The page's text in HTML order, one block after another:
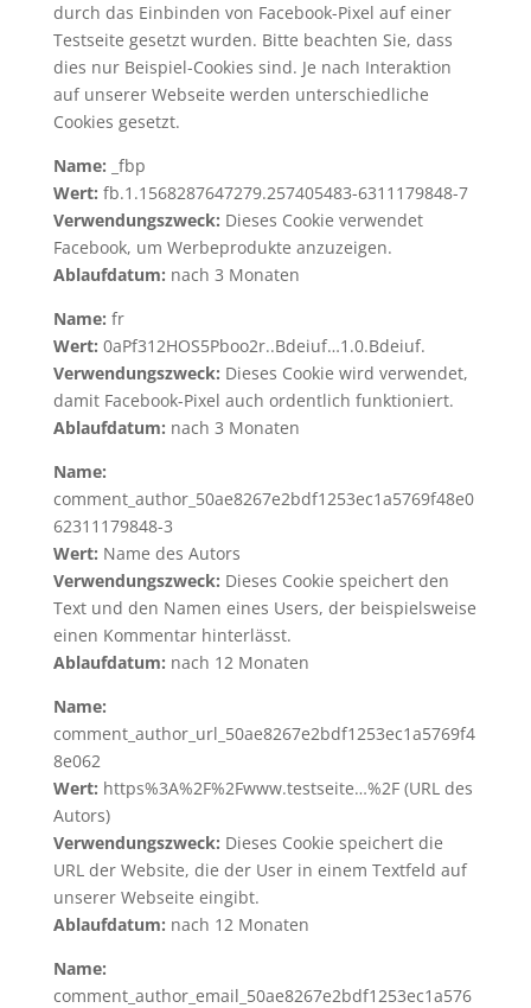
durch das Einbinden von Facebook-Pixel auf einer
Testseite gesetzt wurden. Bitte beachten Sie, dass
dies nur Beispiel-Cookies sind. Je nach Interaktion
auf unserer Webseite werden unterschiedliche
Cookies gesetzt.
Name: _fbp
Wert: fb.1.1568287647279.257405483-6311179848-7
Verwendungszweck: Dieses Cookie verwendet
Facebook, um Werbeprodukte anzuzeigen.
Ablaufdatum: nach 3 Monaten
Name: fr
Wert: 0aPf312HOS5Pboo2r..Bdeiuf…1.0.Bdeiuf.
Verwendungszweck: Dieses Cookie wird verwendet,
damit Facebook-Pixel auch ordentlich funktioniert.
Ablaufdatum: nach 3 Monaten
Name:
comment_author_50ae8267e2bdf1253ec1a5769f48e0
62311179848-3
Wert: Name des Autors
Verwendungszweck: Dieses Cookie speichert den
Text und den Namen eines Users, der beispielsweise
einen Kommentar hinterlässt.
Ablaufdatum: nach 12 Monaten
Name:
comment_author_url_50ae8267e2bdf1253ec1a5769f4
8e062
Wert: https%3A%2F%2Fwww.testseite…%2F (URL des
Autors)
Verwendungszweck: Dieses Cookie speichert die
URL der Website, die der User in einem Textfeld auf
unserer Webseite eingibt.
Ablaufdatum: nach 12 Monaten
Name:
comment_author_email_50ae8267e2bdf1253ec1a576